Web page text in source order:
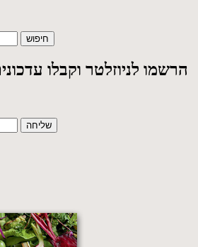
הרשמו לניוזלטר וקבלו